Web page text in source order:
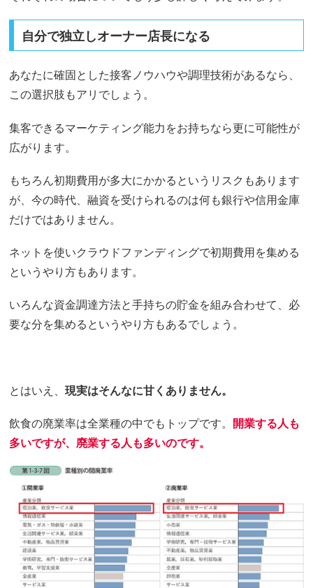
自分で独立しオーナー店長になる
あなたに確固とした接客ノウハウや調理技術があるなら、
この選択肢もアリでしょう。
集客できるマーケティング能力をお持ちなら更に可能性が
広がります。
もちろん初期費用が多大にかかるというリスクもあります
が、今の時代、融資を受けられるのは何も銀行や信用金庫
だけではありません。
ネットを使いクラウドファンディングで初期費用を集める
というやり方もあります。
いろんな資金調達方法と手持ちの貯金を組み合わせて、必
要な分を集めるというやり方もあるでしょう。
とはいえ、現実はそんなに甘くありません。
飲食の廃業率は全業種の中でもトップです。 開業する人も
多いですが、廃業する人も多いのです。